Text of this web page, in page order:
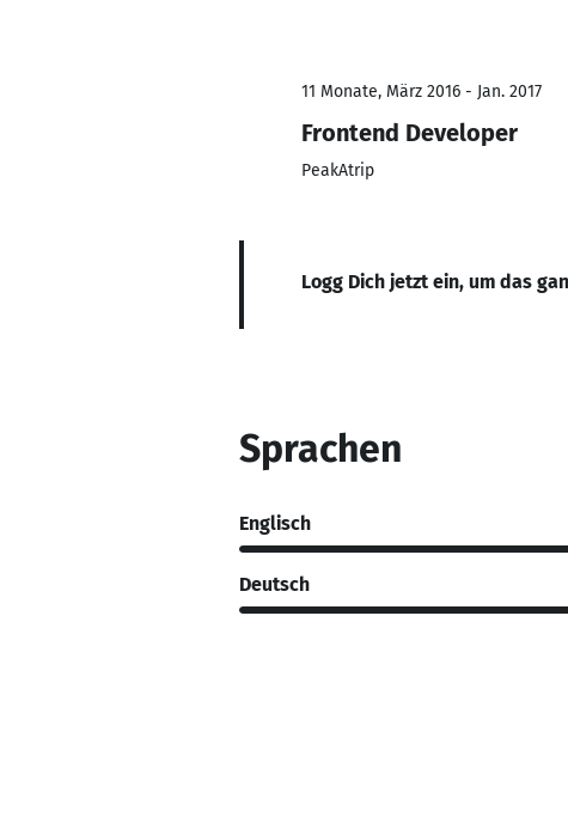
11 Monate, März 2016 - Jan. 2017
Frontend Developer
PeakAtrip
Logg Dich jetzt ein, um das
Sprachen
Englisch
Deutsch